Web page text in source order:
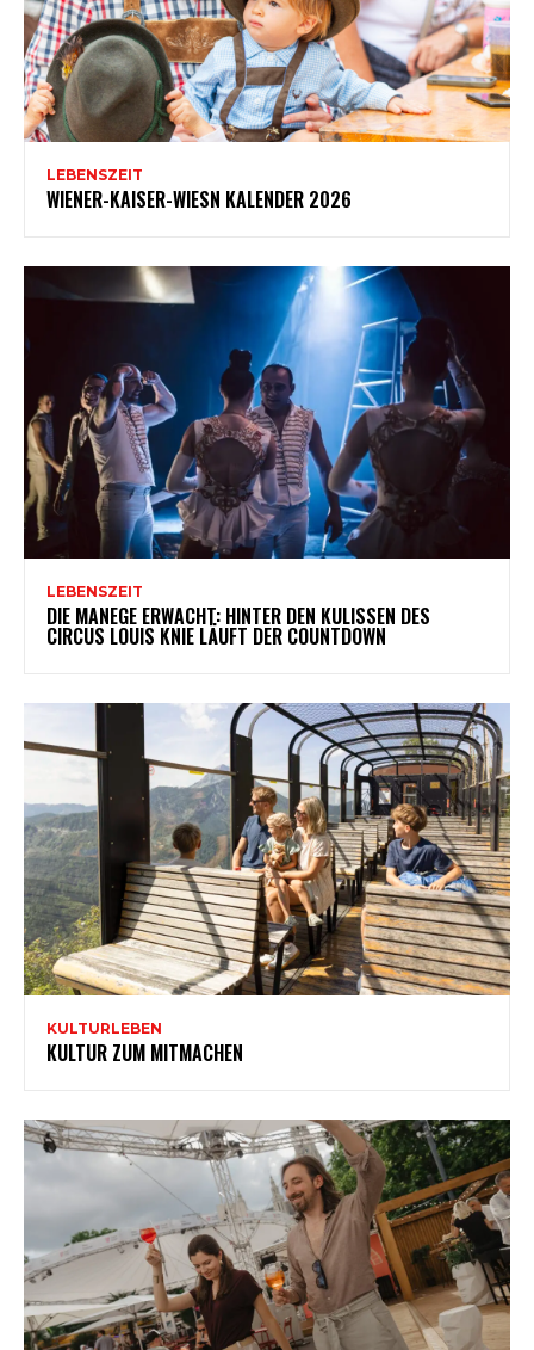
LEBENSZEIT
WIENER-KAISER-WIESN KALENDER 2026
LEBENSZEIT
DIE MANEGE ERWACHT: HINTER DEN KULISSEN DES
CIRCUS LOUIS KNIE LÄUFT DER COUNTDOWN
KULTURLEBEN
KULTUR ZUM MITMACHEN